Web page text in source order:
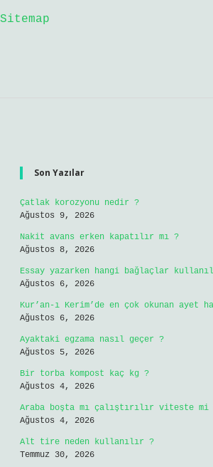
Sitemap
Son Yazılar
Çatlak korozyonu nedir ?
Ağustos 9, 2026
Nakit avans erken kapatılır mı ?
Ağustos 8, 2026
Essay yazarken hangi bağlaçlar
Ağustos 6, 2026
Kur’an-ı Kerim’de en çok okunan ayet
Ağustos 6, 2026
Ayaktaki egzama nasıl geçer ?
Ağustos 5, 2026
Bir torba kompost kaç kg ?
Ağustos 4, 2026
Araba boşta mı çalıştırılır viteste mi
Ağustos 4, 2026
Alt tire neden kullanılır ?
Temmuz 30, 2026